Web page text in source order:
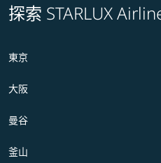
探索 STARLUX
東京
大阪
曼谷
釜山